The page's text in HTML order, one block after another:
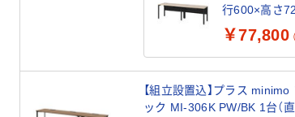
行600×高さ
ナル
￥77,800
【組立設置込】プラス
ック MI-306K PW/BK 1台（直